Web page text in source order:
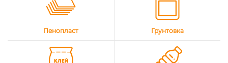
Пенопласт Грунтовка